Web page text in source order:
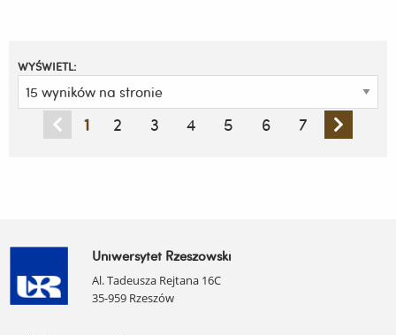
WYŚWIETL:
1 2 3 4 5 6 7
Uniwersytet Rzeszowski
Al. Tadeusza Rejtana 16C
35-959 Rzeszów